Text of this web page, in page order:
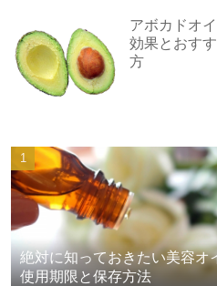
アボカドオ
効果とおす
方
絶対に知っておきたい美容オ
使用期限と保存方法